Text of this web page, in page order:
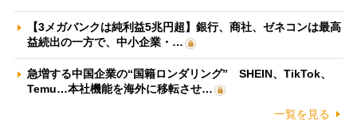
【3メガバンクは純利益5兆円超】銀行、商社、ゼネコンは最高
益続出の一方で、中小企業・…
急増する中国企業の“国籍ロンダリング” SHEIN、TikTok、
Temu…本社機能を海外に移転させ…
一覧を見る